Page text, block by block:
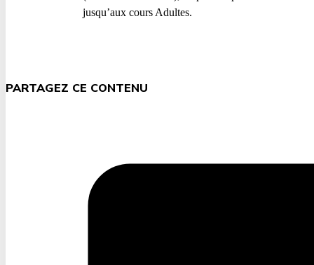
jusqu’aux cours Adultes.
PARTAGEZ CE CONTENU